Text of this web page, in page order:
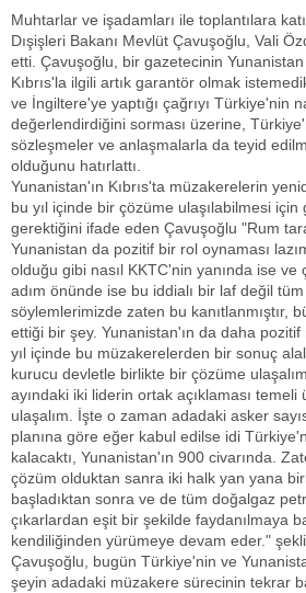
Muhtarlar ve işadamları ile toplantılara
Dışişleri Bakanı Mevlüt Çavuşoğlu, Vali
etti. Çavuşoğlu, bir gazetecinin Yunanistan
Kıbrıs'la ilgili artık garantör olmak
ve İngiltere'ye yaptığı çağrıyı Türkiye'nin
değerlendirdiğini sorması üzerine,
sözleşmeler ve anlaşmalarla da teyid
olduğunu hatırlattı.
Yunanistan'ın Kıbrıs'ta müzakerelerin
bu yıl içinde bir çözüme ulaşılabilmesi
gerektiğini ifade eden Çavuşoğlu "Rum
Yunanistan da pozitif bir rol oynaması
olduğu gibi nasıl KKTC'nin yanında ise
adım önünde ise bu iddialı bir laf değil
söylemlerimizde zaten bu kanıtlanmıştır,
ettiği bir şey. Yunanistan'ın da daha pozitif
yıl içinde bu müzakerelerden bir sonuç
kurucu devletle birlikte bir çözüme
ayındaki iki liderin ortak açıklaması
ulaşalım. İşte o zaman adadaki asker
planına göre eğer kabul edilse idi
kalacaktı, Yunanistan'ın 900 civarında.
çözüm olduktan sanra iki halk yan yana
başladıktan sonra ve de tüm doğalgaz
çıkarlardan eşit bir şekilde faydanılmaya
kendiliğinden yürümeye devam eder."
Çavuşoğlu, bugün Türkiye'nin ve
şeyin adadaki müzakere sürecinin tekrar